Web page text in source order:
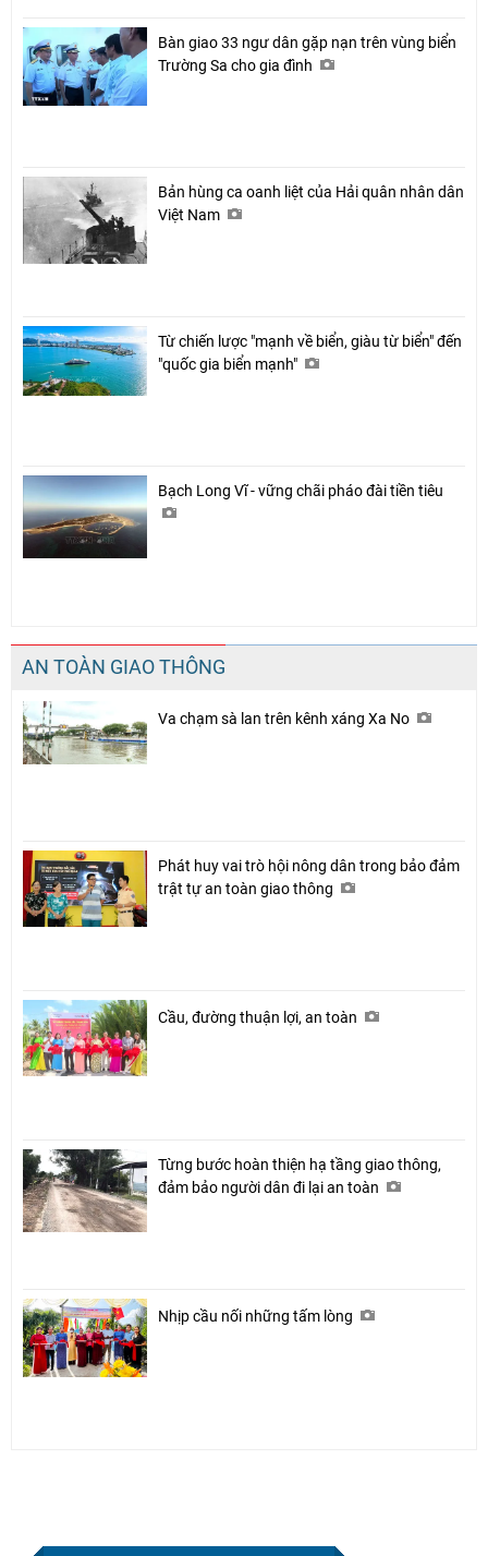
Bàn giao 33 ngư dân gặp nạn trên vùng biển
Trường Sa cho gia đình
Bản hùng ca oanh liệt của Hải quân nhân dân
Việt Nam
Từ chiến lược "mạnh về biển, giàu từ biển" đến
"quốc gia biển mạnh"
Bạch Long Vĩ - vững chãi pháo đài tiền tiêu
AN TOÀN GIAO THÔNG
Va chạm sà lan trên kênh xáng Xa No
Phát huy vai trò hội nông dân trong bảo đảm
trật tự an toàn giao thông
Cầu, đường thuận lợi, an toàn
Từng bước hoàn thiện hạ tầng giao thông,
đảm bảo người dân đi lại an toàn
Nhịp cầu nối những tấm lòng